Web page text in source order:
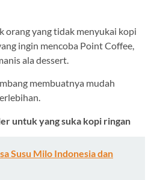
orang yang tidak menyukai kopi
ingin mencoba Point Coffee,
ala dessert.
membuatnya mudah
untuk yang suka kopi ringan
Susu Milo Indonesia dan